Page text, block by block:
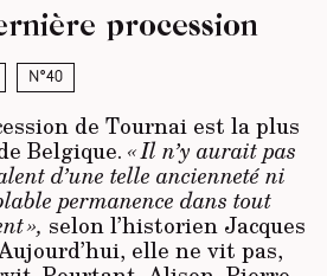
N°40
procession
de Tournai est la plus
Belgique. « Il n’y aurait pas
d’une telle ancienneté ni
permanence dans tout
», selon l’historien Jacques
elle ne vit pas,